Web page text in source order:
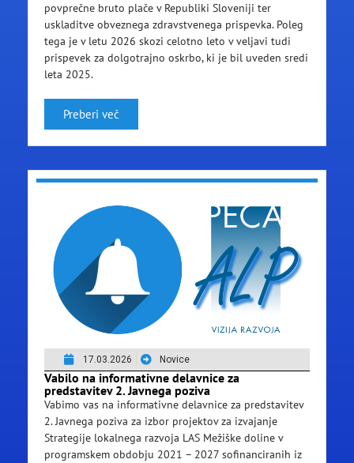
povprečne bruto plače v Republiki Sloveniji ter
uskladitve obveznega zdravstvenega prispevka. Poleg
tega je v letu 2026 skozi celotno leto v veljavi tudi
prispevek za dolgotrajno oskrbo, ki je bil uveden sredi
leta 2025.
Preberi več
17.03.2026 Novice
Vabilo na informativne delavnice za
predstavitev 2. Javnega poziva
Vabimo vas na informativne delavnice za predstavitev
2. Javnega poziva za izbor projektov za izvajanje
Strategije lokalnega razvoja LAS Mežiške doline v
programskem obdobju 2021 – 2027 sofinanciranih iz